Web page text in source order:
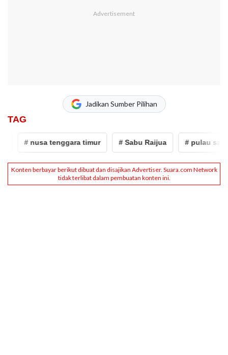
Jadikan Sumber Pilihan
TAG
# nusa tenggara timur # Sabu Raijua # pulau sabu